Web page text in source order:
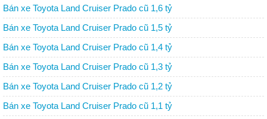
Bán xe Toyota Land Cruiser Prado cũ 1,6 tỷ
Bán xe Toyota Land Cruiser Prado cũ 1,5 tỷ
Bán xe Toyota Land Cruiser Prado cũ 1,4 tỷ
Bán xe Toyota Land Cruiser Prado cũ 1,3 tỷ
Bán xe Toyota Land Cruiser Prado cũ 1,2 tỷ
Bán xe Toyota Land Cruiser Prado cũ 1,1 tỷ